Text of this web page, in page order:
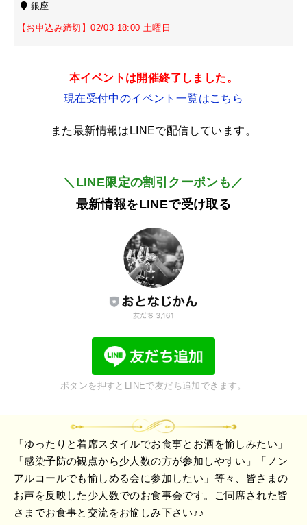
銀座
【お申込み締切】02/03 18:00 土曜日
本イベントは開催終了しました。
現在受付中のイベント一覧はこちら
また最新情報はLINEで配信しています。
＼LINE限定の割引クーポンも／
最新情報をLINEで受け取る
ボタンを押すとLINEで友だち追加できます。
「ゆったりと着席スタイルでお食事とお酒を愉しみたい」
「感染予防の観点から少人数の方が参加しやすい」「ノン
アルコールでも愉しめる会に参加したい」等々、皆さまの
お声を反映した少人数でのお食事会です。ご同席された皆
さまでお食事と交流をお愉しみ下さい♪♪